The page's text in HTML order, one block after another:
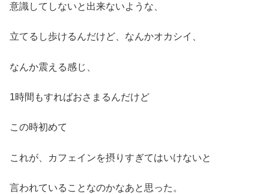
意識してしないと出来ないような、
立てるし歩けるんだけど、なんかオカシイ、
なんか震える感じ、
1時間もすればおさまるんだけど
この時初めて
これが、カフェインを摂りすぎてはいけないと
言われていることなのかなあと思った。